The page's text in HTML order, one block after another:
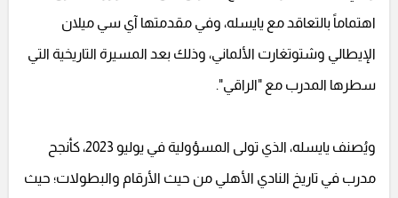
اهتماماً بالتعاقد مع يايسله، وفي مقدمتها آي سي ميلان
الإيطالي وشتوتغارت الألماني، وذلك بعد المسيرة التاريخية التي
سطرها المدرب مع "الراقي".
ويُصنف يايسله، الذي تولى المسؤولية في يوليو 2023، كأنجح
مدرب في تاريخ النادي الأهلي من حيث الأرقام والبطولات؛ حيث